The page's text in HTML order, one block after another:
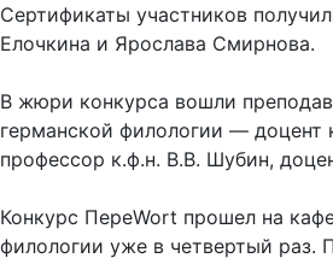
Сертификаты участников
Елочкина и Ярослава Смирнова.
В жюри конкурса вошли
германской филологии — доцент
профессор к.ф.н. В.В. Шубин,
Конкурс ПереWort прошел на
филологии уже в четвертый раз.